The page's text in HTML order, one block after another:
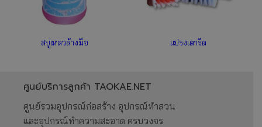
สบู่เหลวล้างมือ แปรงเตารีด
ศูนย์บริการลูกค้า TAOKAE.NET
ศูนย์รวมอุปกรณ์ก่อสร้าง อุปกรณ์ทำสวน
และอุปกรณ์ทำความสะอาด ครบวงจร